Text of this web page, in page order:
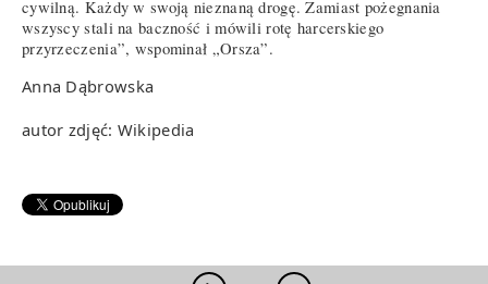
cywilną. Każdy w swoją nieznaną drogę. Zamiast pożegnania
wszyscy stali na baczność i mówili rotę harcerskiego
przyrzeczenia”, wspominał „Orsza”.
Anna Dąbrowska
autor zdjęć: Wikipedia